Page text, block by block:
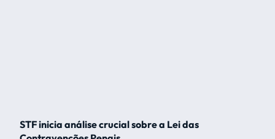
STF inicia análise crucial sobre a Lei das